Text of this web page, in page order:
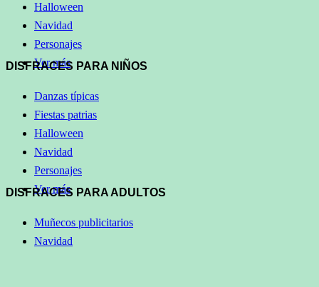
Halloween
Navidad
Personajes
Ver más
DISFRACES PARA NIÑOS
Danzas típicas
Fiestas patrias
Halloween
Navidad
Personajes
Ver más
DISFRACES PARA ADULTOS
Muñecos publicitarios
Navidad